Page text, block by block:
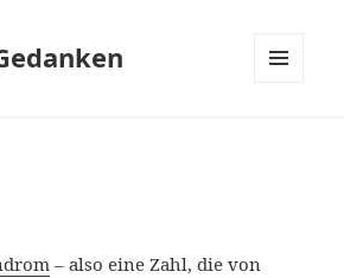
– also eine Zahl, die von